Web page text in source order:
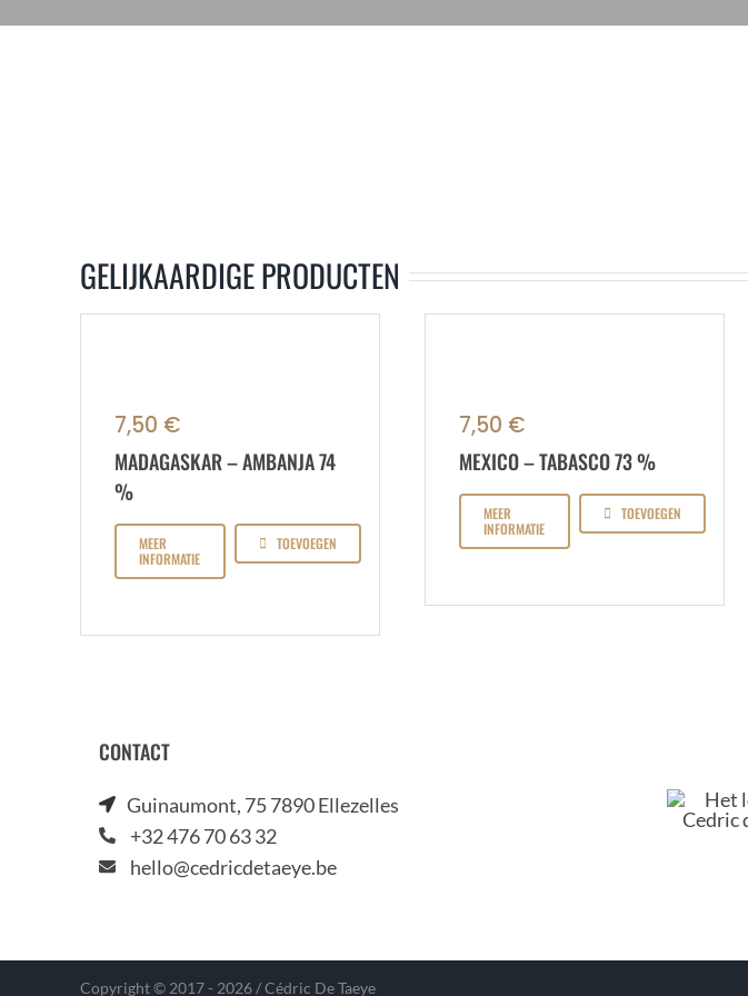
GELIJKAARDIGE PRODUCTEN
7,50 €
MADAGASKAR – AMBANJA 74
%
MEER
INFORMATIE
TOEVOEGEN
7,50 €
MEXICO – TABASCO 73 %
MEER
INFORMATIE
TOEVOEGEN
CONTACT
Guinaumont, 75 7890 Ellezelles
+32 476 70 63 32
hello@cedricdetaeye.be
Copyright © 2017 - 2026 / Cédric De Taeye